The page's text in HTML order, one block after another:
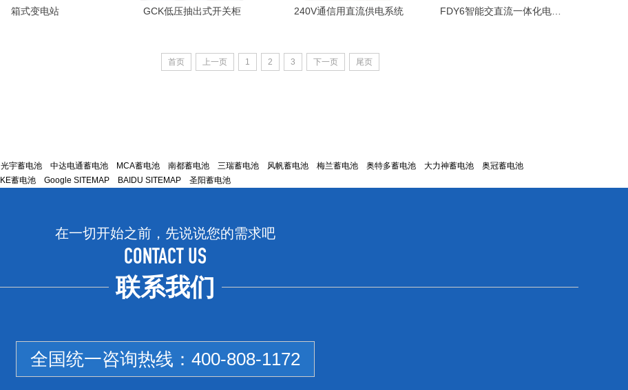
箱式变电站 GCK低压抽出式开关柜 240V通信用直流供电系统
首页 上一页 1 2 3 下一页 尾页
光宇蓄电池 中达电通蓄电池 MCA蓄电池 南都蓄电池 三瑞蓄电池 风帆蓄电池 梅兰蓄电池 奥特多蓄电池 大力神蓄电池
奥冠蓄电池
KE蓄电池 Google SITEMAP BAIDU SITEMAP 圣阳蓄电池
在一切开始之前，先说说您的需求吧
CONTACT US
联系我们
全国统一咨询热线： 400-808-1172